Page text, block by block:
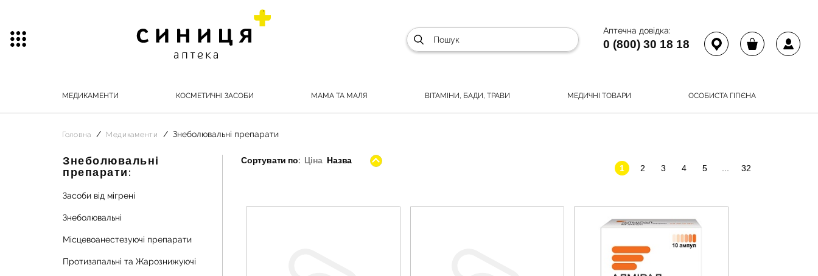
Аптечна довідка:
0 (800) 30 18 18
МЕДИКАМЕНТИ КОСМЕТИЧНІ ЗАСОБИ МАМА ТА МАЛЯ ВІТАМІНИ, БАДИ, ТРАВИ МЕДИЧНІ ТОВАРИ ОСОБИСТА ГІГІЄНА
Головна Медикаменти Знеболювальні препарати
Знеболювальні
препарати:
Засоби від мігрені
Знеболювальні
Місцевоанестезуючі препарати
Протизапальні та Жарознижуючі
Сортувати по: Ціна Назва
1
2 3 4 5 32